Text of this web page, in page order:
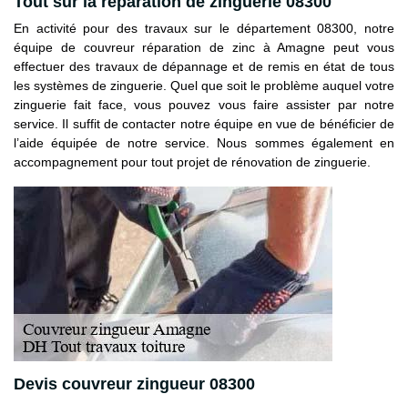
En activité pour des travaux sur le département 08300, notre
équipe de couvreur réparation de zinc à Amagne peut vous
effectuer des travaux de dépannage et de remis en état de tous
les systèmes de zinguerie. Quel que soit le problème auquel votre
zinguerie fait face, vous pouvez vous faire assister par notre
service. Il suffit de contacter notre équipe en vue de bénéficier de
l’aide équipée de notre service. Nous sommes également en
accompagnement pour tout projet de rénovation de zinguerie.
Devis couvreur zingueur 08300